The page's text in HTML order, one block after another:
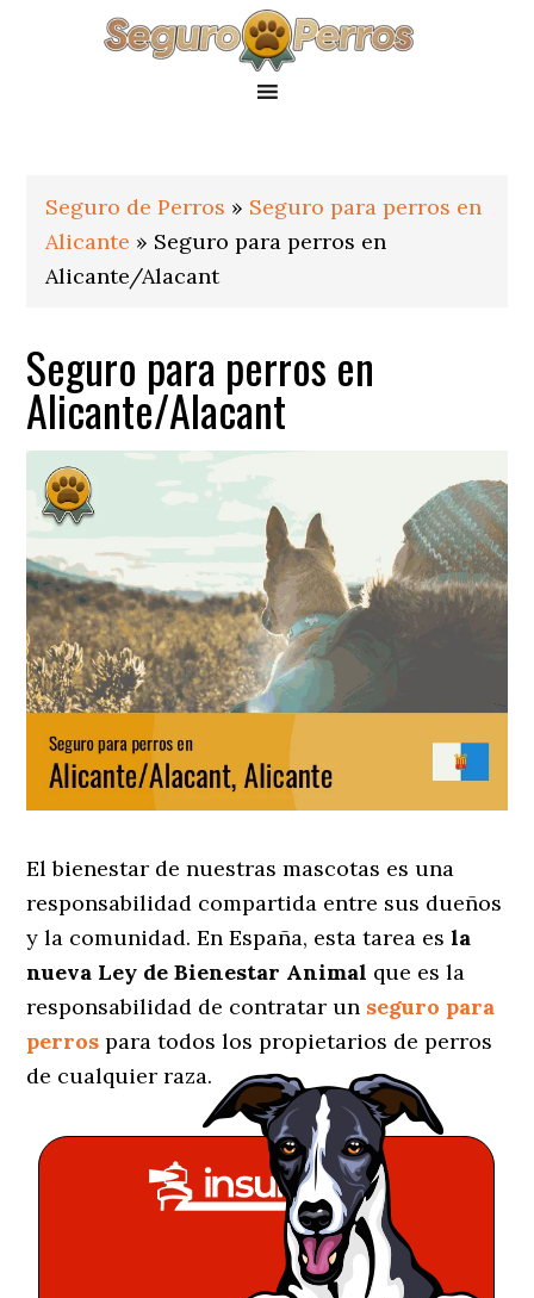
Seguro de Perros » Seguro para perros en
Alicante » Seguro para perros en
Alicante/Alacant
Seguro para perros en
Alicante/Alacant
El bienestar de nuestras mascotas es una
responsabilidad compartida entre sus dueños
y la comunidad. En España, esta tarea esla
nueva Ley de Bienestar Animal que es la
responsabilidad de contratar un seguro para
perros para todos los propietarios de perros
de cualquier raza.